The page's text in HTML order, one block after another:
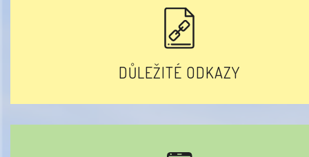
DŮLEŽITÉ ODKAZY